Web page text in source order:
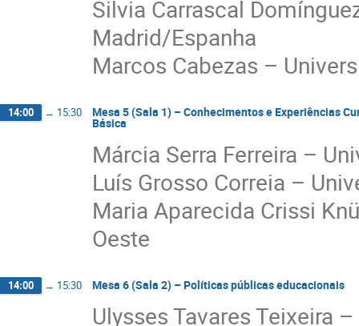
Silvia Carrascal
Madrid/Espanha
Marcos Cabezas –
14:00 → 15:30 Mesa 5 (Sala 1) – Conhecimentos e Experiências
Básica
Márcia Serra Ferreira –
Luís Grosso Correia –
Maria Aparecida Crissi
Oeste
14:00 → 15:30 Mesa 6 (Sala 2) – Políticas públicas educacionais
Ulysses Tavares Teixeira